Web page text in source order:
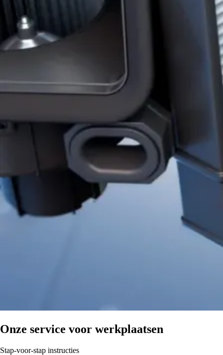
Onze service voor werkplaatsen
Stap-voor-stap instructies